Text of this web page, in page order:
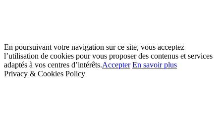
En poursuivant votre navigation sur ce site, vous acceptez
l’utilisation de cookies pour vous proposer des contenus et services
adaptés à vos centres d’intérêts.Accepter En savoir plus
Privacy & Cookies Policy